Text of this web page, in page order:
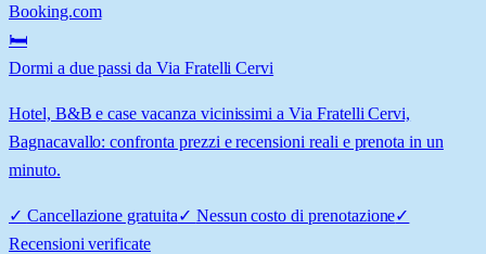
Booking.com
🛏️
Dormi a due passi da Via Fratelli Cervi
Hotel, B&B e case vacanza vicinissimi a Via Fratelli Cervi,
Bagnacavallo: confronta prezzi e recensioni reali e prenota in un
minuto.
✓ Cancellazione gratuita✓ Nessun costo di prenotazione✓
Recensioni verificate